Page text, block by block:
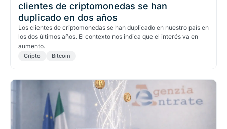
clientes de criptomonedas se han
duplicado en dos años
Los clientes de criptomonedas se han duplicado en nuestro país en
los dos últimos años. El contexto nos indica que el interés va en
aumento.
Cripto Bitcoin